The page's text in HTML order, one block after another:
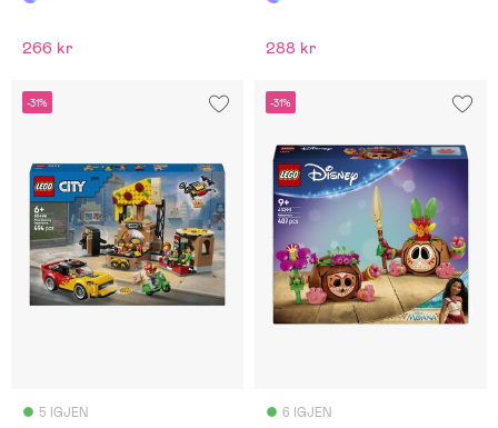
266 kr 288 kr
-31%
5 IGJEN
-31%
6 IGJEN